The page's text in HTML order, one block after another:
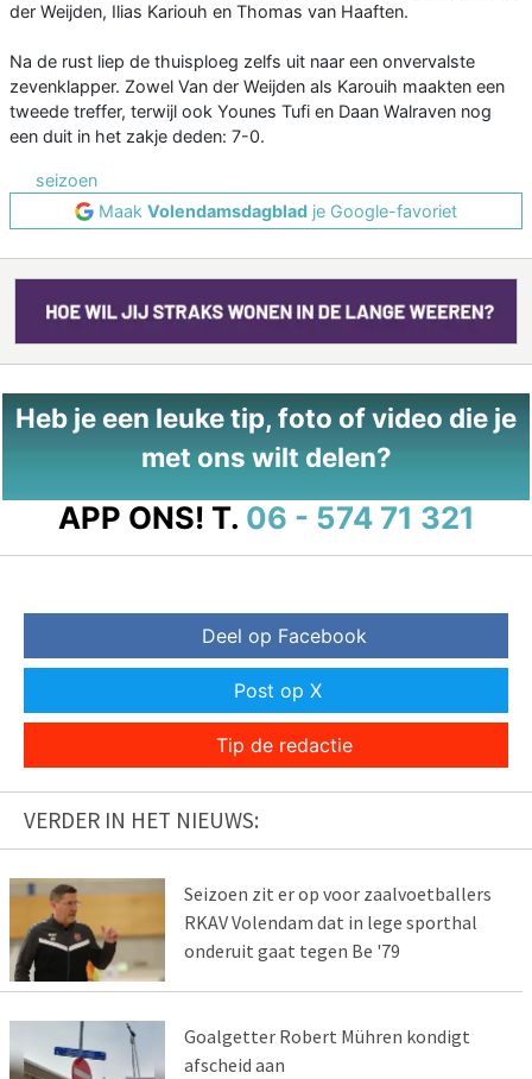
der Weijden, Ilias Kariouh en Thomas van Haaften.
Na de rust liep de thuisploeg zelfs uit naar een onvervalste
zevenklapper. Zowel Van der Weijden als Karouih maakten een
tweede treffer, terwijl ook Younes Tufi en Daan Walraven nog
een duit in het zakje deden: 7-0.
seizoen
Maak Volendamsdagblad je Google-favoriet
Heb je een leuke tip, foto of video die je
met ons wilt delen?
APP ONS! T. 06 - 574 71 321
Deel op Facebook
Post op X
Tip de redactie
VERDER IN HET NIEUWS:
Seizoen zit er op voor zaalvoetballers
RKAV Volendam dat in lege sporthal
onderuit gaat tegen Be '79
Goalgetter Robert Mühren kondigt
afscheid aan